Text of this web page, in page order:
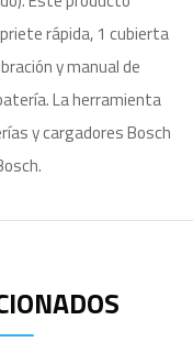
rápida, 1 cubierta
y manual de
La herramienta
y cargadores Bosch